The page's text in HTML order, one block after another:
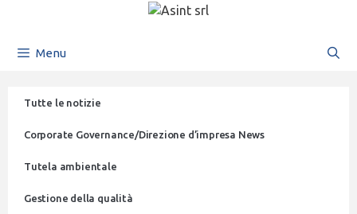
Menu
Tutte le notizie
Corporate Governance/Direzione d’impresa News
Tutela ambientale
Gestione della qualità